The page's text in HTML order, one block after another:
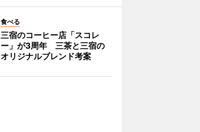
食べる
三宿のコーヒー店「スコレ
ー」が3周年 三茶と三宿の
オリジナルブレンド考案